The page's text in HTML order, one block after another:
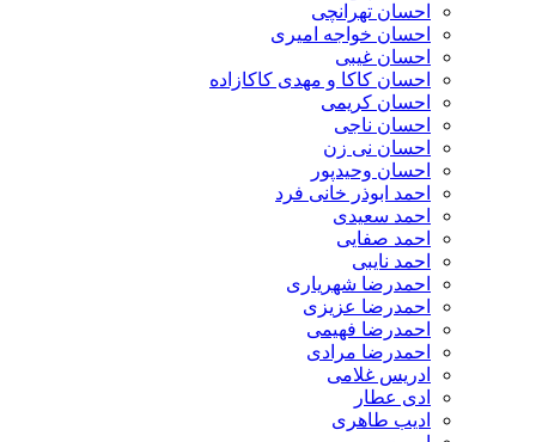
احسان تهرانچی
احسان خواجه امیری
احسان غیبی
احسان کاکا و مهدی کاکازاده
احسان کریمی
احسان ناجی
احسان نی زن
احسان وحیدپور
احمد ابوذر خانی فرد
احمد سعیدی
احمد صفایی
احمد نایبی
احمدرضا شهریاری
احمدرضا عزیزی
احمدرضا فهیمی
احمدرضا مرادی
ادریس غلامی
ادی عطار
ادیب طاهری